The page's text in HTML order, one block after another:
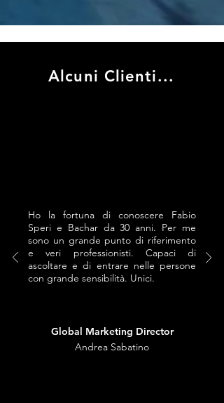
Alcuni Clienti...
Ho la fortuna di conoscere Fabio
Speri e Bachar da 30 anni. Per me
sono un grande punto di riferimento
e veri professionisti. Capaci di
ascoltare e di entrare nelle persone
con grande sensibilità. Unici.
Global Marketing Director
Andrea Sabatino